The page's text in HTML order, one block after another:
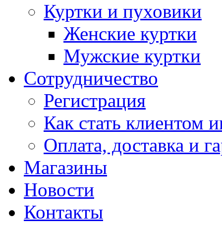
Куртки и пуховики
Женские куртки
Мужские куртки
Сотрудничество
Регистрация
Как стать клиентом
Оплата, доставка и
Магазины
Новости
Контакты